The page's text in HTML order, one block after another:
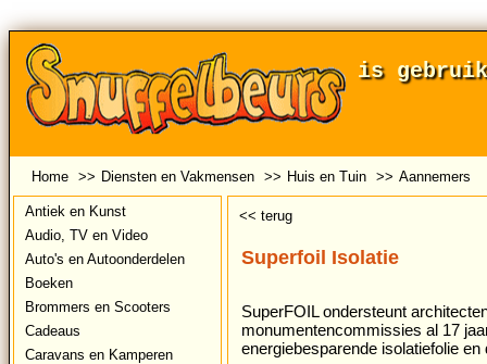
is
Home >> Diensten en Vakmensen >> Huis en Tuin >> Aannemers
Antiek en Kunst
Audio, TV en Video
Auto's en Autoonderdelen
Boeken
Brommers en Scooters
Cadeaus
Caravans en Kamperen
<< terug
Superfoil Isolatie
SuperFOIL ondersteunt
monumentencommissies al 17
energiebesparende isolatiefolie